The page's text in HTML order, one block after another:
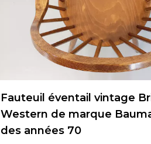
Fauteuil éventail vintage
Western de marque
des années 70